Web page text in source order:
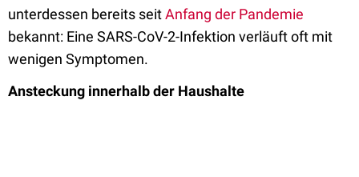
unterdessen bereits seitAnfang der Pandemie
bekannt: Eine SARS-CoV-2-Infektion verläuft oft mit
wenigen Symptomen.
Ansteckung innerhalb der Haushalte